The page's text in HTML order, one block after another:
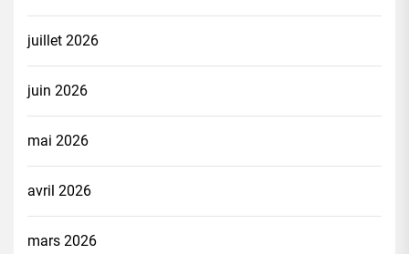
juillet 2026
juin 2026
mai 2026
avril 2026
mars 2026